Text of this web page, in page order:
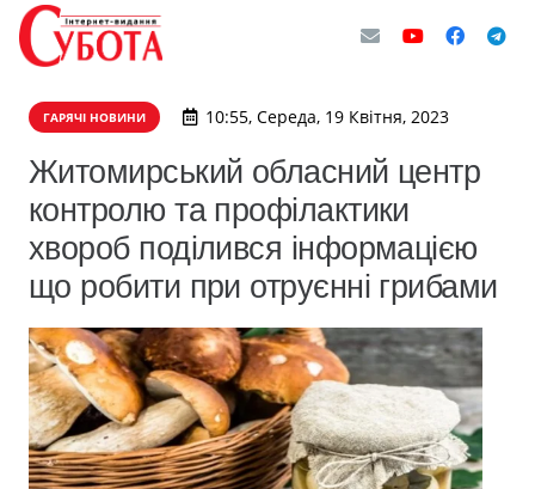
ГАРЯЧІ НОВИНИ 10:55, Середа, 19 Квітня, 2023
Житомирський обласний центр
контролю та профілактики
хвороб поділився інформацією
що робити при отруєнні грибами